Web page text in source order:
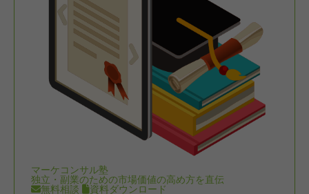
マーケコンサル塾
独立・副業のための市場価値の高め方を直伝
無料相談
資料ダウンロード